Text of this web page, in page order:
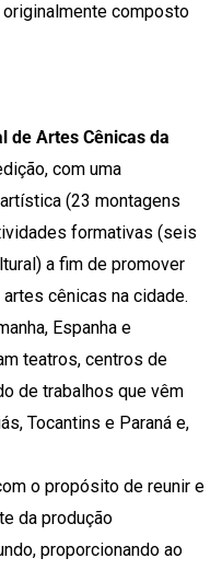
composto
de Artes Cênicas da
com uma
(23 montagens
formativas (seis
a fim de promover
cênicas na cidade.
Espanha e
teatros, centros de
de trabalhos que vêm
Tocantins e Paraná e,
o propósito de reunir e
da produção
proporcionando ao